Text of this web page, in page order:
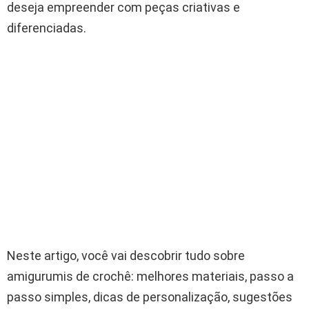
deseja empreender com peças criativas e
diferenciadas.
Neste artigo, você vai descobrir tudo sobre
amigurumis de crochê: melhores materiais, passo a
passo simples, dicas de personalização, sugestões